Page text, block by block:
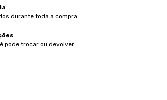
durante toda a compra.
pode trocar ou devolver.